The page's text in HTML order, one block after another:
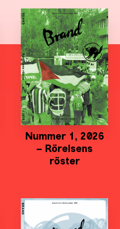
Nummer 1, 2026
– Rörelsens
röster